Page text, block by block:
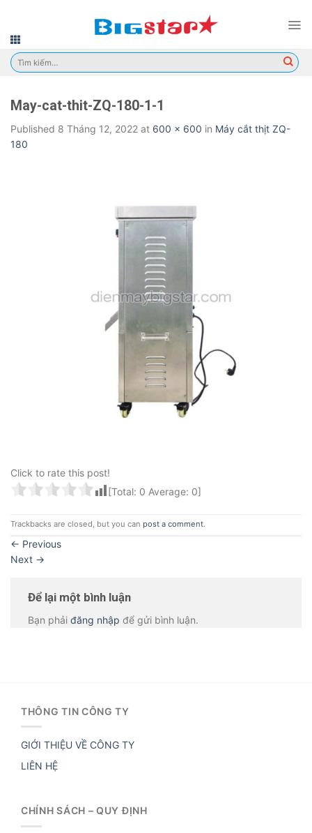
content
Tìm
kiếm:
May-cat-thit-ZQ-180-1-1
Published 8 Tháng 12, 2022 at 600 × 600 in Máy cắt thịt ZQ-
180
Click to rate this post!
[Total: 0 Average: 0]
Trackbacks are closed, but you can post a comment.
← Previous
Next →
Để lại một bình luận
Bạn phải đăng nhập để gửi bình luận.
THÔNG TIN CÔNG TY
GIỚI THIỆU VỀ CÔNG TY
LIÊN HỆ
CHÍNH SÁCH – QUY ĐỊNH